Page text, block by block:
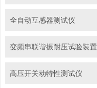
全自动互感器测试仪
变频串联谐振耐压试验装置
高压开关动特性测试仪